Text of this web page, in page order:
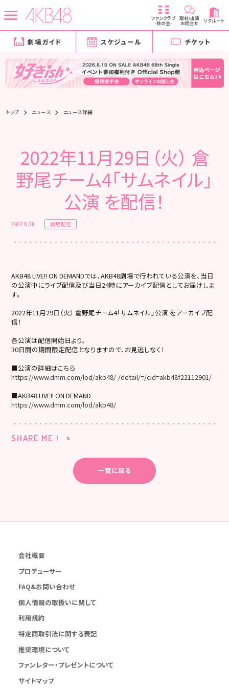
ファンクラブ
-柱の会-
取材/出演
お問合せ リクルート
劇場ガイド スケジュール チケット
トップ ニュース ニュース詳細
2022年11月29日（火） 倉
野尾チーム4「サムネイル」
公演 を配信！
2022.11.30 劇場配信
AKB48 LIVE!! ON DEMANDでは、AKB48劇場で行われている公演を、当日
の公演中にライブ配信及び当日24時にアーカイブ配信としてお届けしま
す。
2022年11月29日（火） 倉野尾チーム4「サムネイル」公演 をアーカイブ配
信！
各公演は配信開始日より、
30日間の期間限定配信となりますので、お見逃しなく！
■公演の詳細はこちら
https://www.dmm.com/lod/akb48/-/detail/=/cid=akb48f22112901/
■AKB48 LIVE!! ON DEMAND
https://www.dmm.com/lod/akb48/
SHARE ME !
一覧に戻る
会社概要
プロデューサー
FAQ&お問い合わせ
個人情報の取扱いに関して
利用規約
特定商取引法に関する表記
推奨環境について
ファンレター・プレゼントについて
サイトマップ